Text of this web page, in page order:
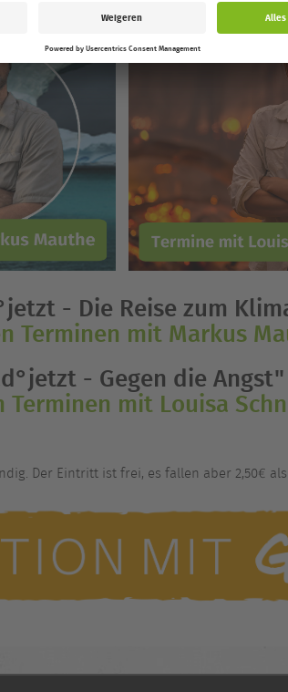
- Die Reise zum
Terminen mit Markus
- Gegen die Angst"
Terminen mit Louisa
Der Eintritt ist frei, es fallen aber 2,50€